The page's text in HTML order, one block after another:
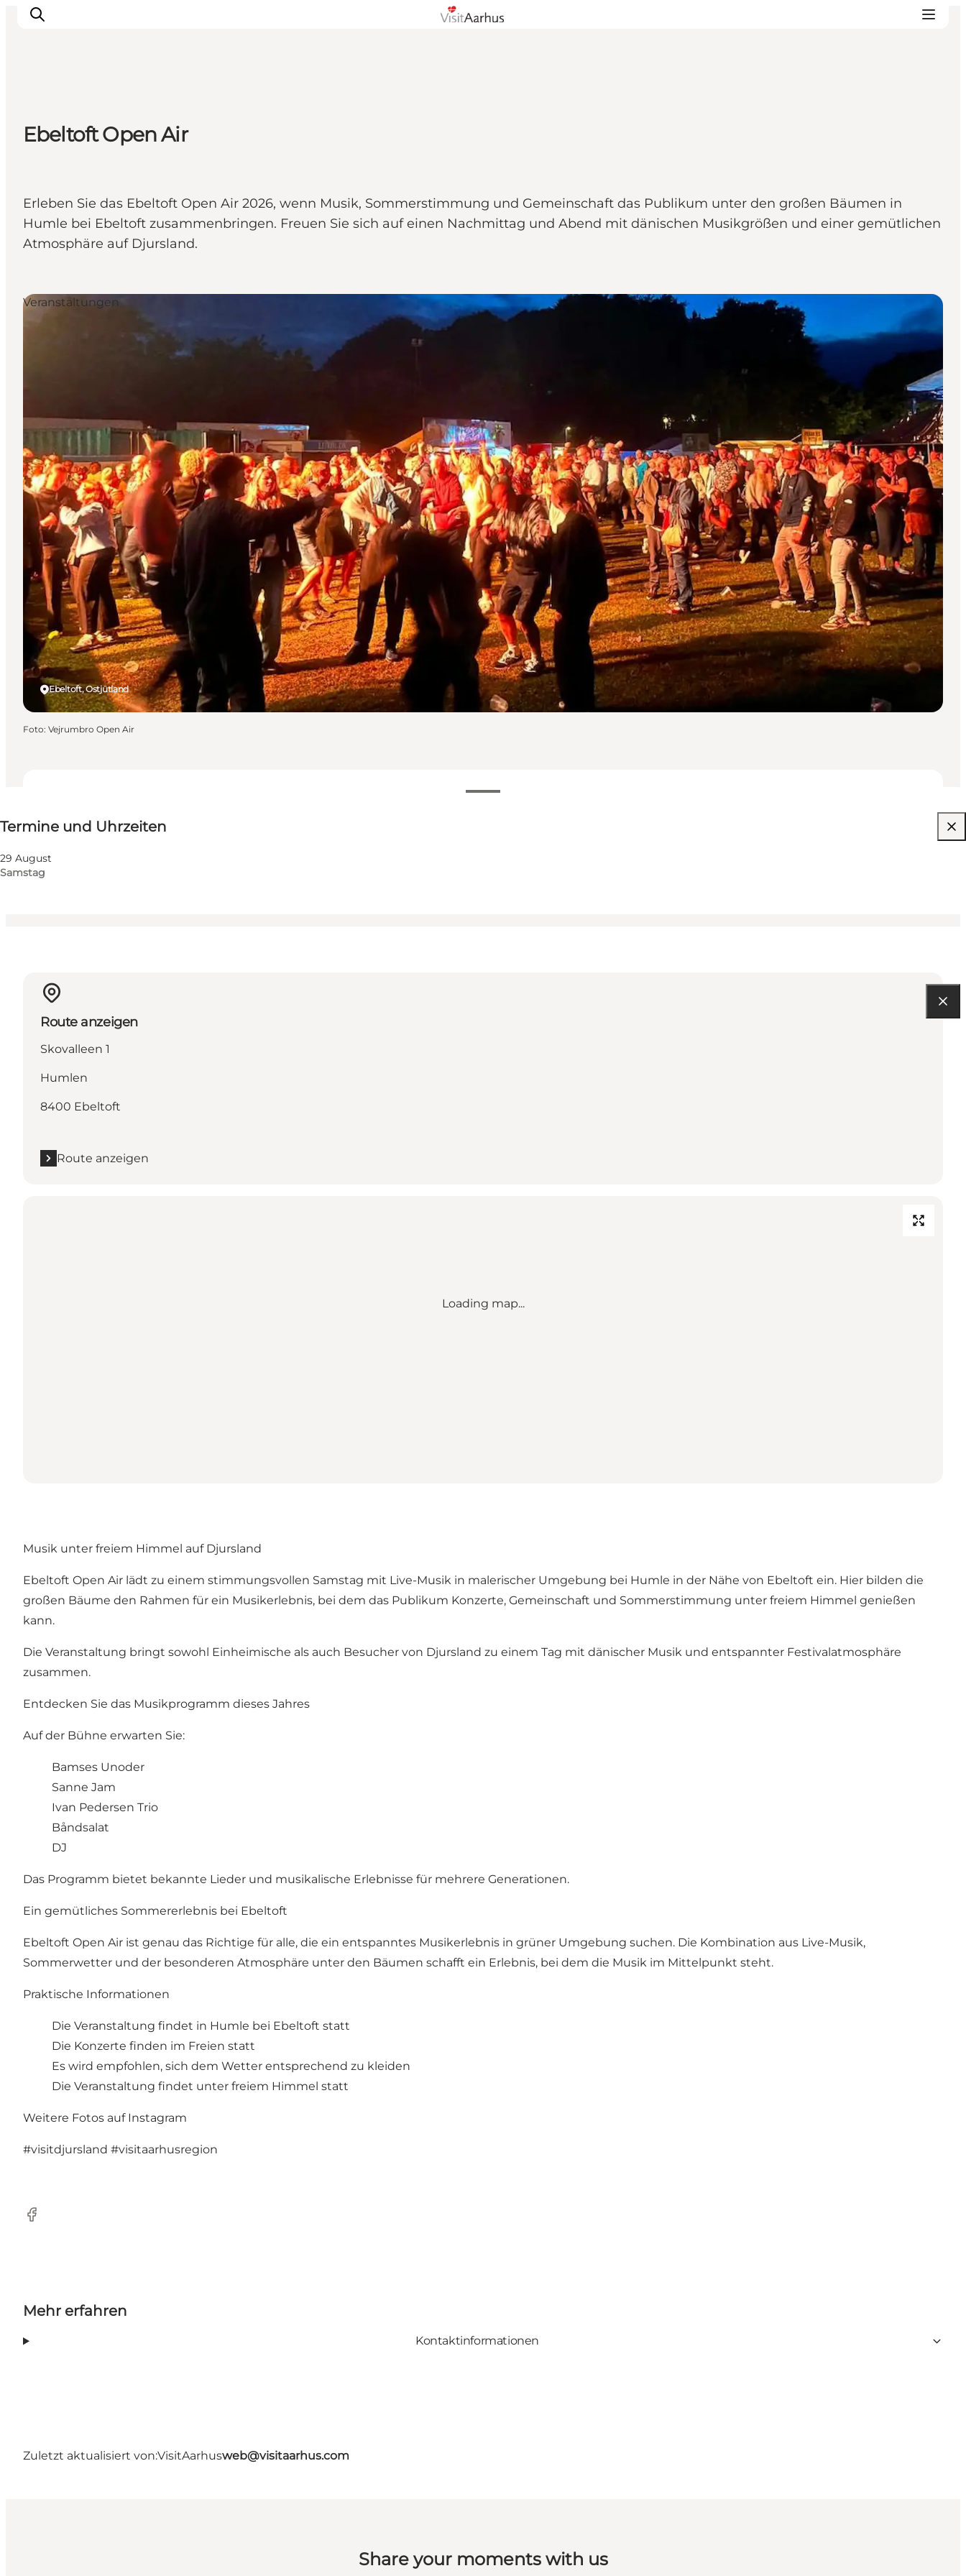
Sehen und erleben
Veranstaltungen
Transport
Ebeltoft Open Air
Erleben Sie das Ebeltoft Open Air 2026, wenn Musik, Sommerstimmung und Gemeinschaft das Publikum unter den großen Bäumen in
Humle bei Ebeltoft zusammenbringen. Freuen Sie sich auf einen Nachmittag und Abend mit dänischen Musikgrößen und einer gemütlichen
Atmosphäre auf Djursland.
Termine und Uhrzeiten
29 August
Samstag
Website besuchen
Mein Partner, Freunde
Ebeltoft, Ostjütland
Veranstaltungen
Foto: Vejrumbro Open Air
Route anzeigen
Skovalleen 1
Humlen
8400 Ebeltoft
Route anzeigen
Loading map...
Musik unter freiem Himmel auf Djursland
Ebeltoft Open Air lädt zu einem stimmungsvollen Samstag mit Live-Musik in malerischer Umgebung bei Humle in der Nähe von Ebeltoft ein. Hier bilden die
großen Bäume den Rahmen für ein Musikerlebnis, bei dem das Publikum Konzerte, Gemeinschaft und Sommerstimmung unter freiem Himmel genießen
kann.
Die Veranstaltung bringt sowohl Einheimische als auch Besucher von Djursland zu einem Tag mit dänischer Musik und entspannter Festivalatmosphäre
zusammen.
Entdecken Sie das Musikprogramm dieses Jahres
Auf der Bühne erwarten Sie:
Bamses Unoder
Sanne Jam
Ivan Pedersen Trio
Båndsalat
DJ
Das Programm bietet bekannte Lieder und musikalische Erlebnisse für mehrere Generationen.
Ein gemütliches Sommererlebnis bei Ebeltoft
Ebeltoft Open Air ist genau das Richtige für alle, die ein entspanntes Musikerlebnis in grüner Umgebung suchen. Die Kombination aus Live-Musik,
Sommerwetter und der besonderen Atmosphäre unter den Bäumen schafft ein Erlebnis, bei dem die Musik im Mittelpunkt steht.
Praktische Informationen
Die Veranstaltung findet in Humle bei Ebeltoft statt
Die Konzerte finden im Freien statt
Es wird empfohlen, sich dem Wetter entsprechend zu kleiden
Die Veranstaltung findet unter freiem Himmel statt
Weitere Fotos auf Instagram
#visitdjursland #visitaarhusregion
Facebook
Mehr erfahren
Kontaktinformationen
Zuletzt aktualisiert von:VisitAarhusweb@visitaarhus.com
Share your moments with us